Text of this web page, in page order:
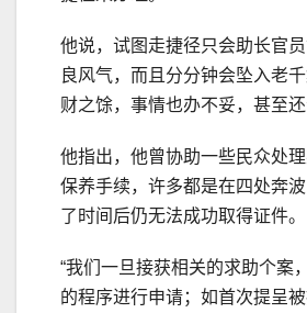
他说，试图走捷径只会助长官
良风气，而且分分钟会坠入老
财之馀，事情也办不妥，甚至还
他指出，他曾协助一些民众处
保养手续，许多都是在四处奔
了时间后仍无法成功取得证件。
“我们一旦接获相关的求助个案
的程序进行申请；如首次提呈